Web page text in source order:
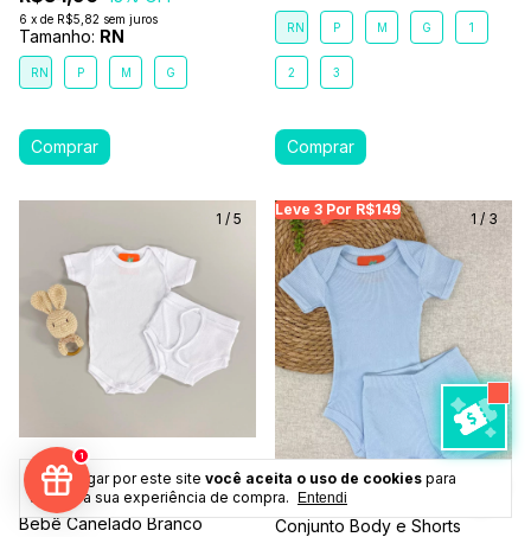
Ao navegar por este site você aceita o uso de cookies para
agilizar a sua experiência de compra.
Entendi
6 x de R$5,82 sem juros
Tamanho: RN
RN P M G
RN P M G 1
2 3
1 / 5
Conjunto Body e Tapa Fralda
Bebê Canelado Branco
Leve 3 Por R$149
Leve 3 Por R$149
1/ 3
Conjunto Body e Shorts
1